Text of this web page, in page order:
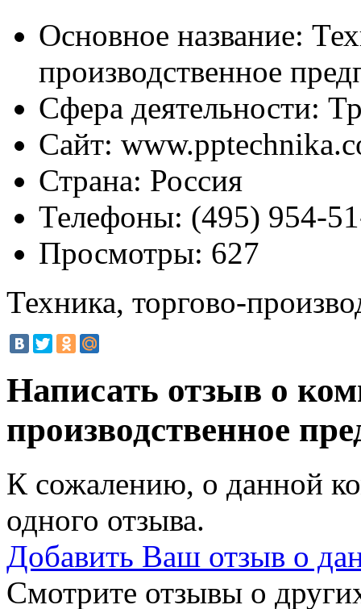
Основное название:
производственное
Сфера деятельности:
Сайт:
Страна: Россия
Телефоны: (495) 954-
Просмотры: 627
Техника, торгово-
Написать отзыв о
производственное
К сожалению, о данной
одного отзыва.
Добавить Ваш отзыв о
Смотрите отзывы о